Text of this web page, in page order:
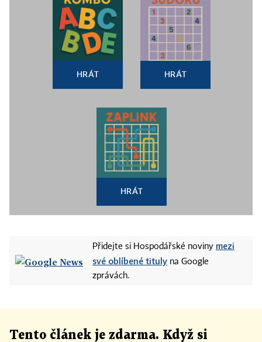
HRÁT HRÁT
HRÁT
Přidejte si Hospodářské noviny mezi
své oblíbené tituly na Google
zprávách.
Tento článek je zdarma. Když si